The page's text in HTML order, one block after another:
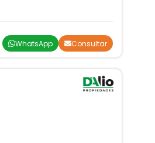
WhatsApp Consultar